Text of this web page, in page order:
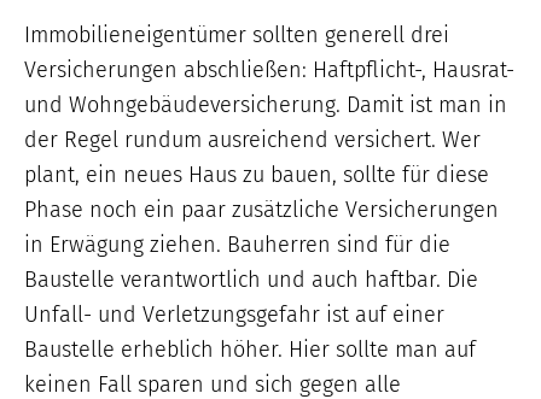
Immobilieneigentümer sollten generell drei
Versicherungen abschließen: Haftpflicht-, Hausrat-
und Wohngebäudeversicherung. Damit ist man in
der Regel rundum ausreichend versichert. Wer
plant, ein neues Haus zu bauen, sollte für diese
Phase noch ein paar zusätzliche Versicherungen
in Erwägung ziehen. Bauherren sind für die
Baustelle verantwortlich und auch haftbar. Die
Unfall- und Verletzungsgefahr ist auf einer
Baustelle erheblich höher. Hier sollte man auf
keinen Fall sparen und sich gegen alle